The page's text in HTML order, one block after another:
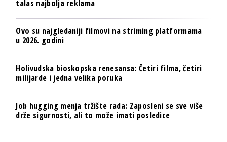
talas najbolja reklama
Ovo su najgledaniji filmovi na striming platformama
u 2026. godini
Holivudska bioskopska renesansa: Četiri filma, četiri
milijarde i jedna velika poruka
Job hugging menja tržište rada: Zaposleni se sve više
drže sigurnosti, ali to može imati posledice